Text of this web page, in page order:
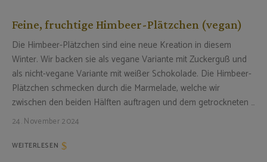
Feine, fruchtige Himbeer-Plätzchen (vegan)
Die Himbeer-Plätzchen sind eine neue Kreation in diesem
Winter. Wir backen sie als vegane Variante mit Zuckerguß und
als nicht-vegane Variante mit weißer Schokolade. Die Himbeer-
Plätzchen schmecken durch die Marmelade, welche wir
zwischen den beiden Hälften auftragen und dem getrockneten …
24. November 2024
WEITERLESEN